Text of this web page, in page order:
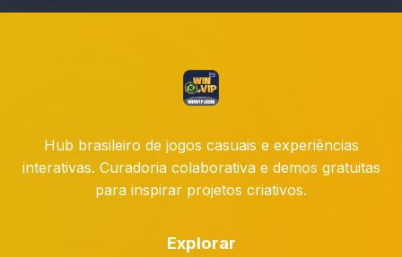
Hub brasileiro de jogos casuais e experiências
interativas. Curadoria colaborativa e demos gratuitas
para inspirar projetos criativos.
Explorar